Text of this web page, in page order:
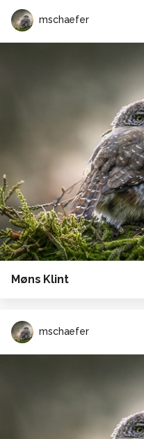
mschaefer
Møns Klint
mschaefer